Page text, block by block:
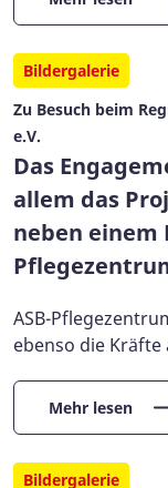
Bildergalerie
Zu Besuch beim
e.V.
Das
allem das
neben einem
ASB-
ebenso die Kräfte
Mehr lesen
Bildergalerie